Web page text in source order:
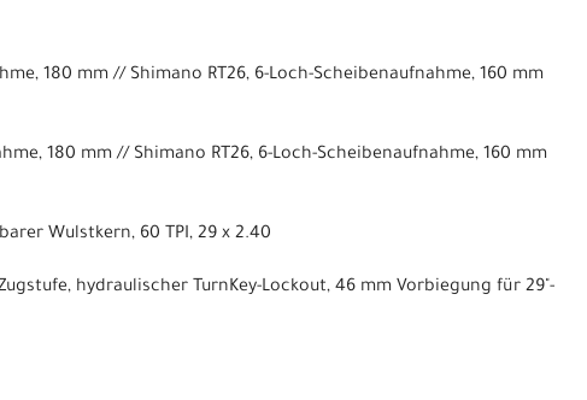
180 mm // Shimano RT26, 6-Loch-Scheibenaufnahme, 160 mm
180 mm // Shimano RT26, 6-Loch-Scheibenaufnahme, 160 mm
Wulstkern, 60 TPI, 29 x 2.40
hydraulischer TurnKey-Lockout, 46 mm Vorbiegung für 29"-